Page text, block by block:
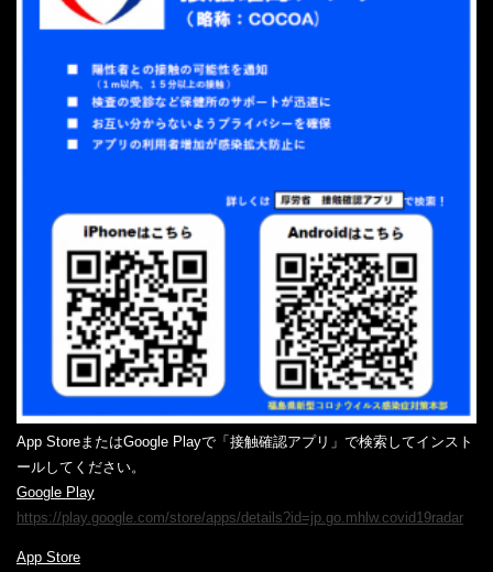
App StoreまたはGoogle Playで「接触確認アプリ」で検索してインスト
ールしてください。
Google Play
https://play.google.com/store/apps/details?id=jp.go.mhlw.covid19radar
App Store